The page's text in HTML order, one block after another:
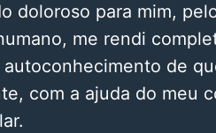
doloroso para mim,
me rendi
de
com a ajuda do meu